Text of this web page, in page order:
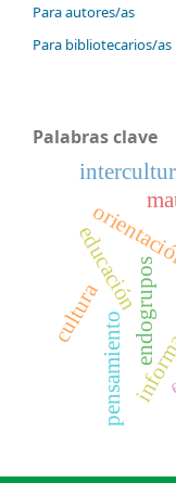
Para autores/as
Para bibliotecarios/as
Palabras clave
endogrupos
educación
pensamiento
cultura